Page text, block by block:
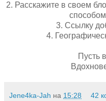
2. Расскажите в своем
3. Ссылку
4.
Пусть
Jene4ka-Jah на 15:28 42